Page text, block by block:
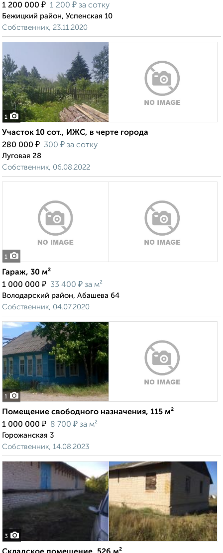
1 200 000 ₽ 1 200 ₽ за сотку
Бежицкий район, Успенская 10
Собственник, 23.11.2020
1
Участок 10 сот., ИЖС, в черте города
280 000 ₽ 300 ₽ за сотку
Луговая 28
Собственник, 06.08.2022
1
Гараж, 30 м²
1 000 000 ₽ 33 400 ₽ за м²
Володарский район, Абашева 64
Собственник, 04.07.2020
1
Помещение свободного назначения, 115 м²
1 000 000 ₽ 8 700 ₽ за м²
Горожанская 3
Собственник, 14.08.2023
3